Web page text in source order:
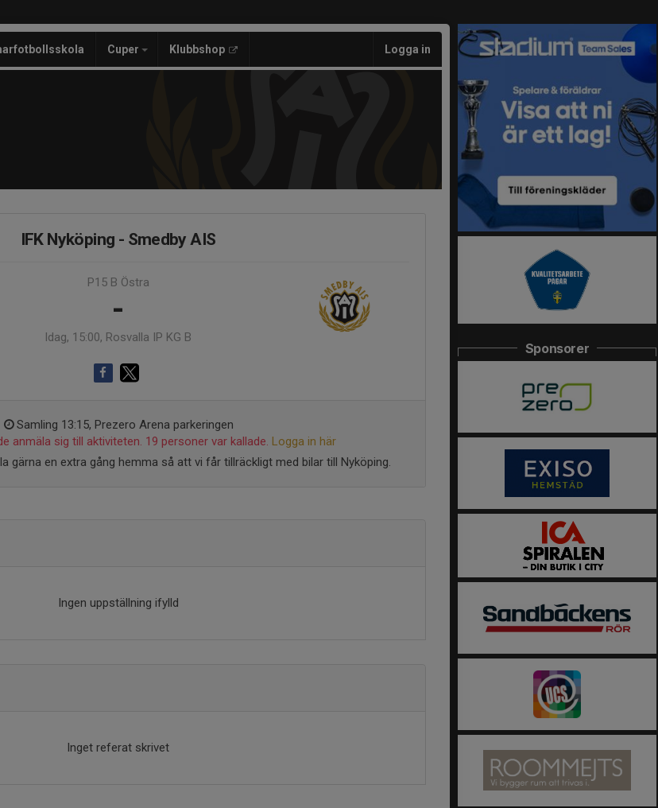
Cuper Klubbshop Logga in
IFK Nyköping - Smedby AIS
P15 B Östra
-
Idag, 15:00, Rosvalla IP KG B
Samling 13:15, Prezero Arena parkeringen
anmäla sig till aktiviteten. 19 personer var kallade. Logga in här
gärna en extra gång hemma så att vi får tillräckligt med bilar till Nyköping.
Ingen uppställning ifylld
Inget referat skrivet
Sponsorer